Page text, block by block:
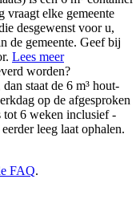
vraagt elke gemeente
desgewenst voor u,
de gemeente. Geef bij
Lees meer
worden?
staat de 6 m³ hout-
op de afgesproken
tot 6 weken inclusief -
leeg laat ophalen.
FAQ.